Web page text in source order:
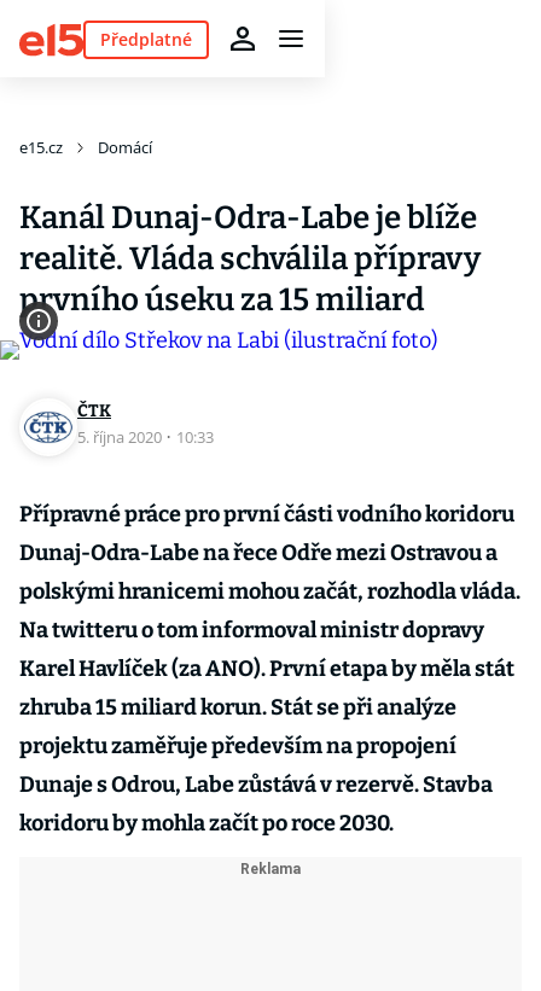
Předplatné
e15.cz Domácí
Kanál Dunaj-Odra-Labe je blíže
realitě. Vláda schválila přípravy
prvního úseku za 15 miliard
ČTK
5. října 2020 · 10:33
Přípravné práce pro první části vodního koridoru
Dunaj-Odra-Labe na řece Odře mezi Ostravou a
polskými hranicemi mohou začát, rozhodla vláda.
Na twitteru o tom informoval ministr dopravy
Karel Havlíček (za ANO). První etapa by měla stát
zhruba 15 miliard korun. Stát se při analýze
projektu zaměřuje především na propojení
Dunaje s Odrou, Labe zůstává v rezervě. Stavba
koridoru by mohla začít po roce 2030.